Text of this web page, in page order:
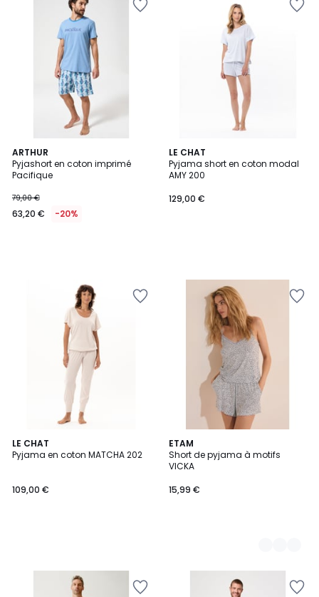
ARTHUR
Pyjashort en coton imprimé
Pacifique
79,00 €
63,20 € -20%
LE CHAT
Pyjama short en coton modal
AMY 200
129,00 €
LE CHAT
Pyjama en coton MATCHA 202
109,00 €
ETAM
Short de pyjama à motifs
VICKA
15,99 €
3
Couleurs